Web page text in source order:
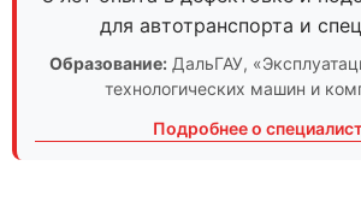
для автотранспорта и
Образование: ДальГАУ,
технологических машин и
Подробнее о